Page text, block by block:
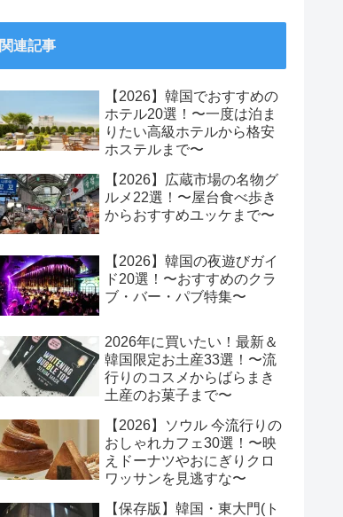
関連記事
【2026】韓国でおすすめの
ホテル20選！〜一度は泊ま
りたい高級ホテルから格安
ホステルまで〜
【2026】広蔵市場の名物グ
ルメ22選！〜屋台食べ歩き
からおすすめユッケまで〜
【2026】韓国の夜遊びガイ
ド20選！〜おすすめのクラ
ブ・バー・パブ特集〜
2026年に買いたい！最新＆
韓国限定お土産33選！〜流
行りのコスメからばらまき
土産のお菓子まで〜
【2026】ソウル 今流行りの
おしゃれカフェ30選！〜映
えドーナツやおにぎりクロ
ワッサンを見逃すな〜
【保存版】韓国・東大門(ト